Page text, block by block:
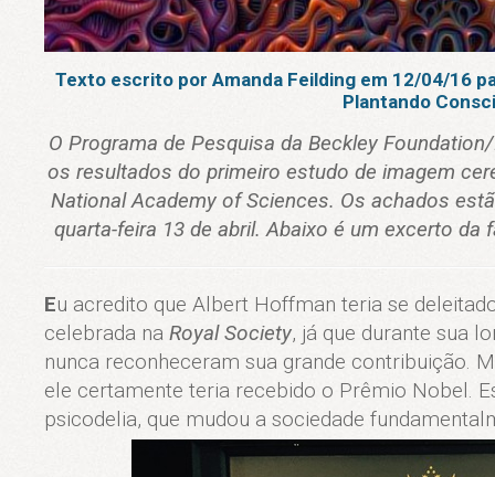
Texto escrito por Amanda Feilding em 12/04/16
Plantando
O Programa de Pesquisa da Beckley
os resultados do primeiro estudo de imagem
National Academy of Sciences. Os achados
quarta-feira 13 de abril. Abaixo é um excerto da
Eu acredito que Albert Hoffman teria se
celebrada na Royal Society, já que durante sua
nunca reconheceram sua grande contribuição.
ele certamente teria recebido o Prêmio Nobel.
psicodelia, que mudou a sociedade